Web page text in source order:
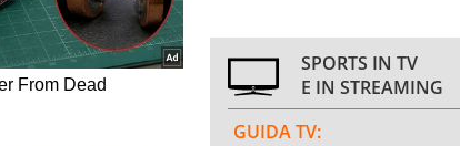
SPORTS IN TV
E IN STREAMING
GUIDA TV: